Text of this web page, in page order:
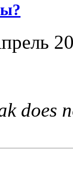
does